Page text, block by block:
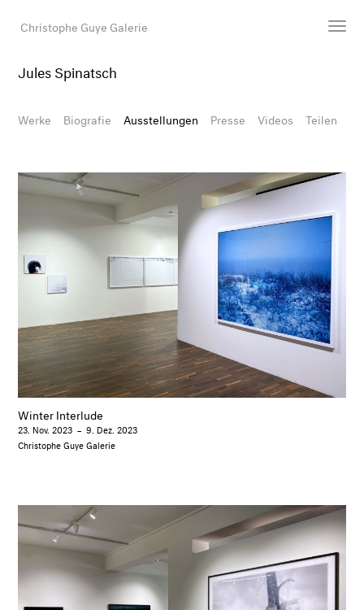
Christophe Guye Galerie
Ausstellungen
Shop
Galerie
Suche
E-Mail
EN
Jules Spinatsch
Werke Biografie Ausstellungen Presse Videos Teilen
Winter Interlude
23. Nov. 2023 –9. Dez. 2023
Christophe Guye Galerie